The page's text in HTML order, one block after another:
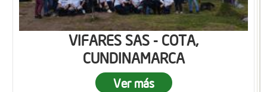
VIFARES SAS - COTA,
CUNDINAMARCA
Ver más